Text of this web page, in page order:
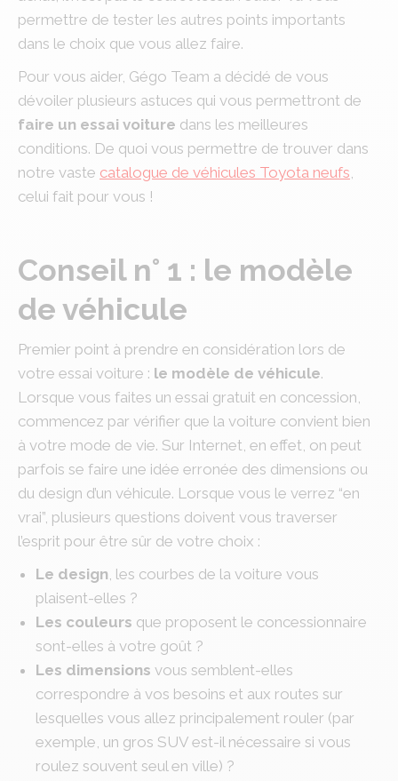
permettre de tester les autres points importants
dans le choix que vous allez faire.
Pour vous aider, Gégo Team a décidé de vous
dévoiler plusieurs astuces qui vous permettront de
faire un essai voiture dans les meilleures
conditions. De quoi vous permettre de trouver dans
notre vaste catalogue de véhicules Toyota neufs,
celui fait pour vous !
Conseil n° 1 : le modèle
de véhicule
Premier point à prendre en considération lors de
votre essai voiture : le modèle de véhicule.
Lorsque vous faites un essai gratuit en concession,
commencez par vérifier que la voiture convient bien
à votre mode de vie. Sur Internet, en effet, on peut
parfois se faire une idée erronée des dimensions ou
du design d’un véhicule. Lorsque vous le verrez “en
vrai”, plusieurs questions doivent vous traverser
l’esprit pour être sûr de votre choix :
Le design, les courbes de la voiture vous
plaisent-elles ?
Les couleurs que proposent le concessionnaire
sont-elles à votre goût ?
Les dimensions vous semblent-elles
correspondre à vos besoins et aux routes sur
lesquelles vous allez principalement rouler (par
exemple, un gros SUV est-il nécessaire si vous
roulez souvent seul en ville) ?